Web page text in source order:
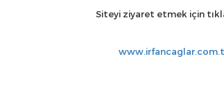
Siteyi ziyaret etmek için